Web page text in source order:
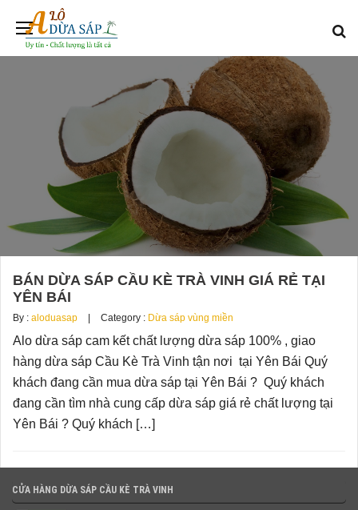
BÁN DỪA SÁP CẦU KÈ TRÀ VINH GIÁ RẺ TẠI
YÊN BÁI
By : aloduasap Category : Dừa sáp vùng miền
Alo dừa sáp cam kết chất lượng dừa sáp 100% , giao
hàng dừa sáp Cầu Kè Trà Vinh tận nơi tại Yên Bái Quý
khách đang cần mua dừa sáp tại Yên Bái ? Quý khách
đang cần tìm nhà cung cấp dừa sáp giá rẻ chất lượng tại
Yên Bái ? Quý khách […]
CỬA HÀNG DỪA SÁP CẦU KÈ TRÀ VINH